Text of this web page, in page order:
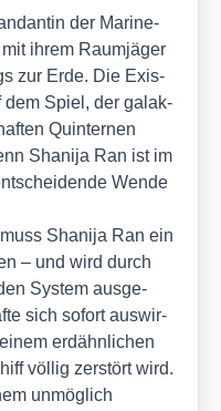
der Mari­ne-
ihrem Raum­jä­ger
zur Erde. Die Exis­
dem Spiel, der galak­
Quin­ter­nen
Shani­ja Ran ist im
Wen­de
Shani­ja Ran ein
– und wird durch
Sys­tem aus­ge­
sich sofort aus­wir­
erd­ähn­li­chen
völ­lig zer­stört wird.
unmög­lich